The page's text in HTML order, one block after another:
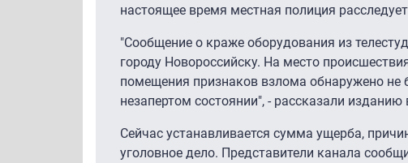
настоящее время местная полиция
"Сообщение о краже оборудования из
городу Новороссийску. На место
помещения признаков взлома обнаружено не
незапертом состоянии", - рассказали
Сейчас устанавливается сумма ущерба,
уголовное дело. Представители канала